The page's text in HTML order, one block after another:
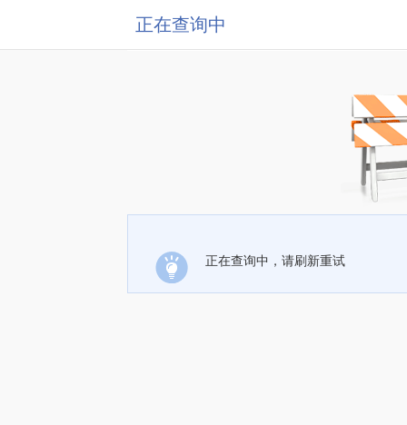
正在查询中
正在查询中，请刷新重试